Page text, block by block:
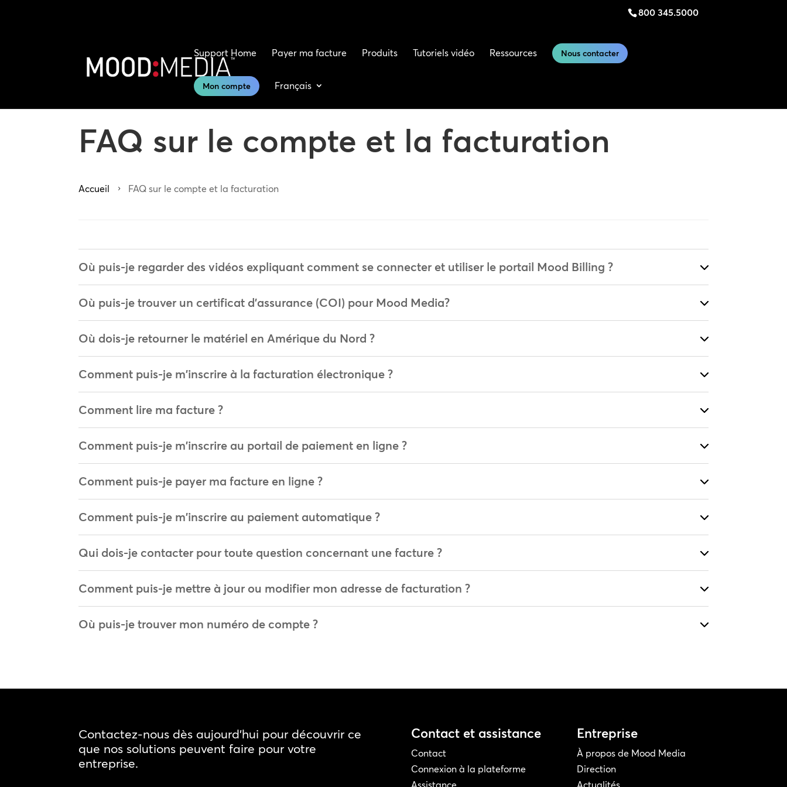
800 345.5000
Support Home Payer ma facture Produits Tutoriels vidéo Ressources Nous contacter
Mon compte Français
FAQ sur le compte et la facturation
Accueil 5 FAQ sur le compte et la facturation
Où puis-je regarder des vidéos expliquant comment se connecter et utiliser le portail Mood Billing ?
Où puis-je trouver un certificat d'assurance (COI) pour Mood Media?
Où dois-je retourner le matériel en Amérique du Nord ?
Comment puis-je m'inscrire à la facturation électronique ?
Comment lire ma facture ?
Comment puis-je m'inscrire au portail de paiement en ligne ?
Comment puis-je payer ma facture en ligne ?
Comment puis-je m'inscrire au paiement automatique ?
Qui dois-je contacter pour toute question concernant une facture ?
Comment puis-je mettre à jour ou modifier mon adresse de facturation ?
Où puis-je trouver mon numéro de compte ?
Contactez-nous dès aujourd'hui pour découvrir ce
que nos solutions peuvent faire pour votre
entreprise.
Contact et assistance
Contact
Connexion à la plateforme
Assistance
Entreprise
À propos de Mood Media
Direction
Actualités